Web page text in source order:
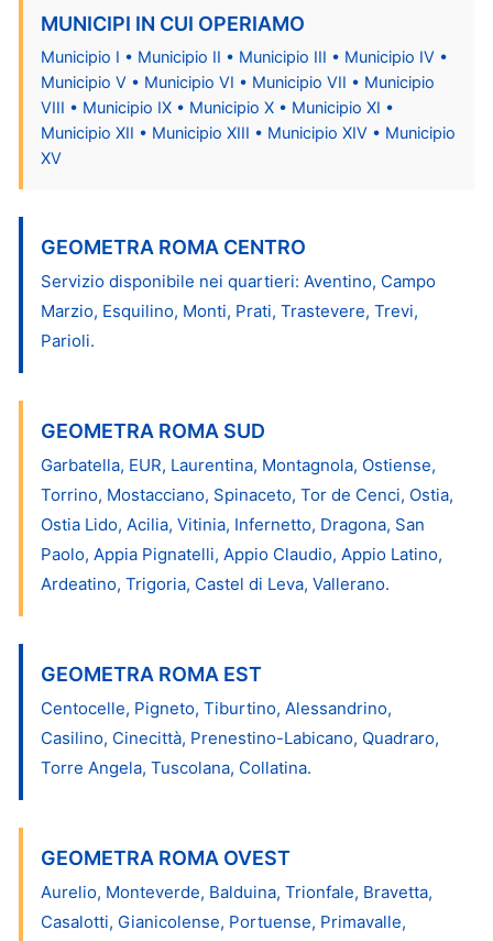
MUNICIPI IN CUI OPERIAMO
Municipio I • Municipio II • Municipio III • Municipio IV •
Municipio V • Municipio VI • Municipio VII • Municipio
VIII • Municipio IX • Municipio X • Municipio XI •
Municipio XII • Municipio XIII • Municipio XIV • Municipio
XV
GEOMETRA ROMA CENTRO
Servizio disponibile nei quartieri: Aventino, Campo
Marzio, Esquilino, Monti, Prati, Trastevere, Trevi,
Parioli.
GEOMETRA ROMA SUD
Garbatella, EUR, Laurentina, Montagnola, Ostiense,
Torrino, Mostacciano, Spinaceto, Tor de Cenci, Ostia,
Ostia Lido, Acilia, Vitinia, Infernetto, Dragona, San
Paolo, Appia Pignatelli, Appio Claudio, Appio Latino,
Ardeatino, Trigoria, Castel di Leva, Vallerano.
GEOMETRA ROMA EST
Centocelle, Pigneto, Tiburtino, Alessandrino,
Casilino, Cinecittà, Prenestino-Labicano, Quadraro,
Torre Angela, Tuscolana, Collatina.
GEOMETRA ROMA OVEST
Aurelio, Monteverde, Balduina, Trionfale, Bravetta,
Casalotti, Gianicolense, Portuense, Primavalle,